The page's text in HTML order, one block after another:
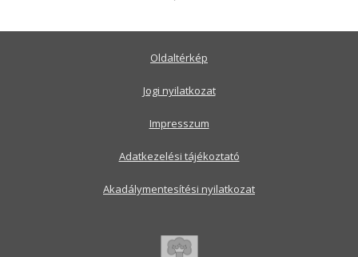
Oldaltérkép
Jogi nyilatkozat
Impresszum
Adatkezelési tájékoztató
Akadálymentesítési nyilatkozat